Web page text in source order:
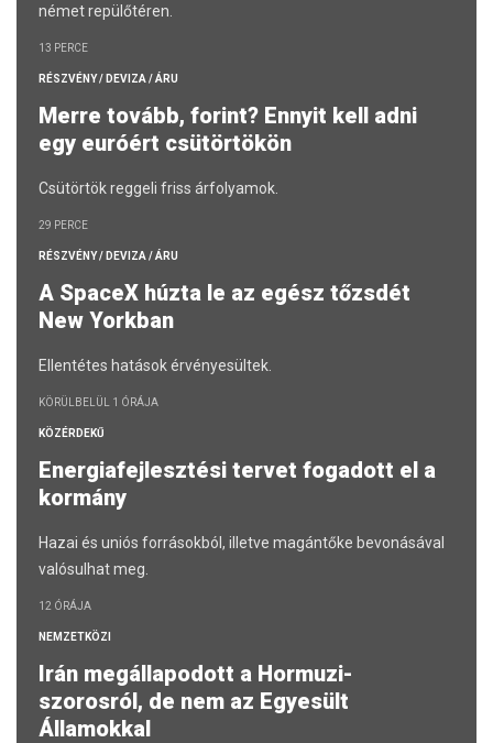
német repülőtéren.
13 PERCE
RÉSZVÉNY / DEVIZA / ÁRU
Merre tovább, forint? Ennyit kell adni
egy euróért csütörtökön
Csütörtök reggeli friss árfolyamok.
29 PERCE
RÉSZVÉNY / DEVIZA / ÁRU
A SpaceX húzta le az egész tőzsdét
New Yorkban
Ellentétes hatások érvényesültek.
KÖRÜLBELÜL 1 ÓRÁJA
KÖZÉRDEKŰ
Energiafejlesztési tervet fogadott el a
kormány
Hazai és uniós forrásokból, illetve magántőke bevonásával
valósulhat meg.
12 ÓRÁJA
NEMZETKÖZI
Irán megállapodott a Hormuzi-
szorosról, de nem az Egyesült
Államokkal